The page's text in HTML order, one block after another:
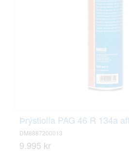
Þrýstiolía PAG 46 R 134a
DM8887200013
9.995 kr